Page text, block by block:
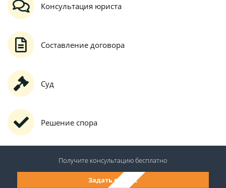
Консультация юриста
Составление договора
Суд
Решение спора
Задать вопрос
Получите консультациюбесплатно